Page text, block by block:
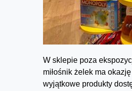
W sklepie poza
miłośnik żelek ma
wyjątkowe produkty